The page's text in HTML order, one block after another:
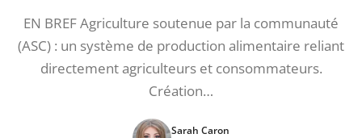
EN BREF Agriculture soutenue par la communauté
(ASC) : un système de production alimentaire reliant
directement agriculteurs et consommateurs.
Création…
Sarah Caron